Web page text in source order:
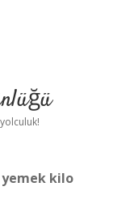
yemek kilo